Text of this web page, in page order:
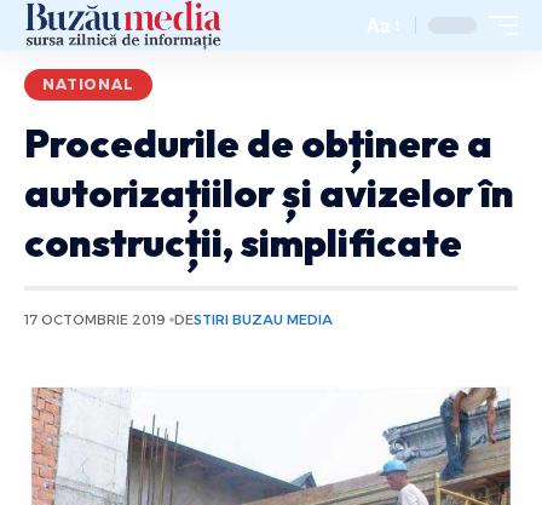
Aa
NATIONAL
Procedurile de obținere a
autorizațiilor și avizelor în
construcții, simplificate
17 OCTOMBRIE 2019 DESTIRI BUZAU MEDIA